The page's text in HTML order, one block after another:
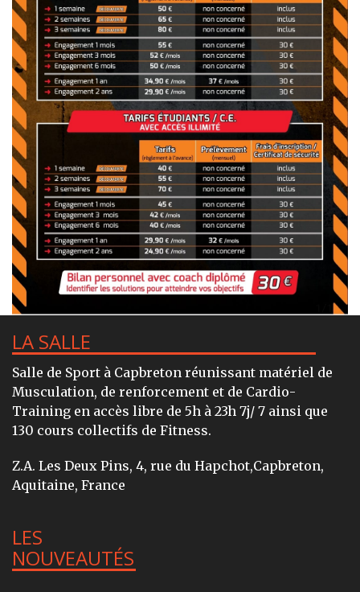
LA SALLE
Salle de Sport à Capbreton réunissant matériel de
Musculation, de renforcement et de Cardio-
Training en accès libre de 5h à 23h 7j/ 7 ainsi que
130 cours collectifs de Fitness.
Z.A. Les Deux Pins, 4, rue du Hapchot,Capbreton,
Aquitaine, France
LES
NOUVEAUTÉS